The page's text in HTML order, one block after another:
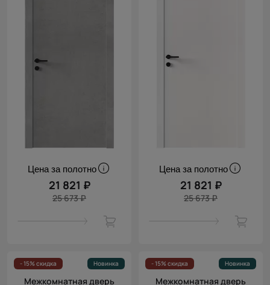
Цена за полотно
21 821 ₽
25 673 ₽
Цена за полотно
21 821 ₽
25 673 ₽
- 15% скидка Новинка
Межкомнатная дверь
- 15% скидка Новинка
Межкомнатная дверь